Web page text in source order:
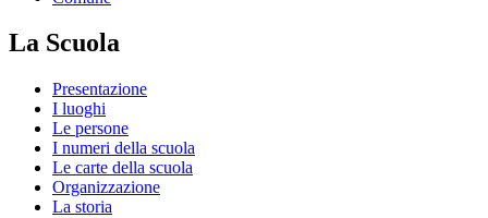
La Scuola
Presentazione
I luoghi
Le persone
I numeri della scuola
Le carte della scuola
Organizzazione
La storia